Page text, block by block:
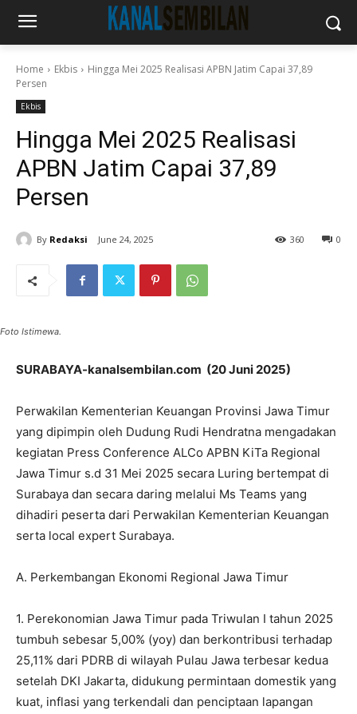
Home Ekbis
Hingga Mei 2025 Realisasi APBN Jatim Capai 37,89
Persen
Ekbis
Hingga Mei 2025 Realisasi
APBN Jatim Capai 37,89
Persen
By Redaksi June 24, 2025 0
360
Foto Istimewa.
SURABAYA-kanalsembilan.com (20 Juni 2025)
Perwakilan Kementerian Keuangan Provinsi Jawa Timur
yang dipimpin oleh Dudung Rudi Hendratna mengadakan
kegiatan Press Conference ALCo APBN KiTa Regional
Jawa Timur s.d 31 Mei 2025 secara Luring bertempat di
Surabaya dan secara daring melalui Ms Teams yang
dihadiri peserta dari Perwakilan Kementerian Keuangan
serta local expert Surabaya.
A. Perkembangan Ekonomi Regional Jawa Timur
1. Perekonomian Jawa Timur pada Triwulan I tahun 2025
tumbuh sebesar 5,00% (yoy) dan berkontribusi terhadap
25,11% dari PDRB di wilayah Pulau Jawa terbesar kedua
setelah DKI Jakarta, didukung permintaan domestik yang
kuat, inflasi yang terkendali dan penciptaan lapangan